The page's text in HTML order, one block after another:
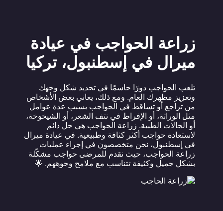
زراعة الحواجب في عيادة
ميرال في إسطنبول، تركيا
تلعب الحواجب دورًا حاسمًا في تحديد شكل وجهك
وتعزيز مظهرك العام. ومع ذلك، يعاني بعض الأشخاص
من تراجع أو تساقط في الحواجب بسبب عدة عوامل
مثل الوراثة، أو الإفراط في نتف الشعر، أو الشيخوخة،
أو الحالات الطبية. زراعة الحواجب هي حل دائم
لاستعادة حواجب أكثر كثافة وطبيعية. في عيادة ميرال
في إسطنبول، نحن متخصصون في إجراء عمليات
زراعة الحواجب، حيث نقدم للمرضى حواجب مشكّلة
بشكل جميل وكثيفة تتناسب مع ملامح وجوههم. 🌟